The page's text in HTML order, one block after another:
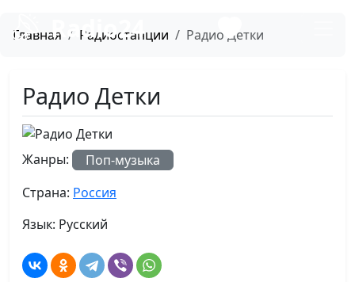
Radio24
Главная Радиостанции Радио Детки
Радио Детки
Жанры:
Поп-музыка
Страна: Россия
Язык: Русский